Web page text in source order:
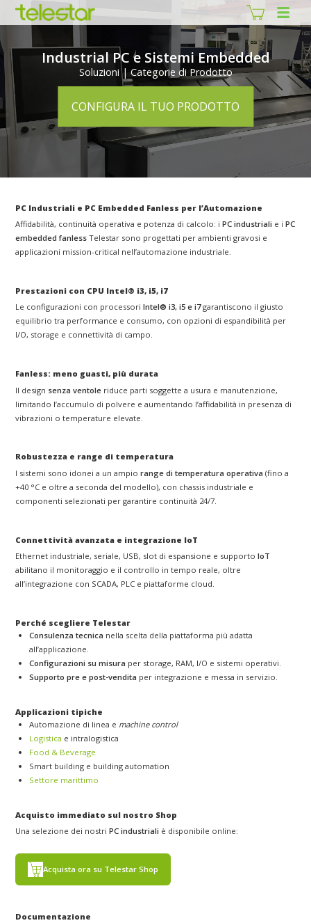
Industrial PC e Sistemi Embedded
Soluzioni | Categorie di Prodotto
CONFIGURA IL TUO PRODOTTO
PC Industriali e PC Embedded Fanless per l’Automazione
Affidabilità, continuità operativa e potenza di calcolo: iPC industriali e iPC
embedded fanless Telestar sono progettati per ambienti gravosi e
applicazioni mission-critical nell’automazione industriale.
Prestazioni con CPU Intel® i3, i5, i7
Le configurazioni con processoriIntel® i3, i5 e i7garantiscono il giusto
equilibrio tra performance e consumo, con opzioni di espandibilità per
I/O, storage e connettività di campo.
Fanless: meno guasti, più durata
Il design senza ventole riduce parti soggette a usura e manutenzione,
limitando l’accumulo di polvere e aumentando l’affidabilità in presenza di
vibrazioni o temperature elevate.
Robustezza e range di temperatura
I sistemi sono idonei a un ampiorange di temperatura operativa (fino a
+40 °C e oltre a seconda del modello), con chassis industriale e
componenti selezionati per garantire continuità 24/7.
Connettività avanzata e integrazione IoT
Ethernet industriale, seriale, USB, slot di espansione e supportoIoT
abilitano il monitoraggio e il controllo in tempo reale, oltre
all’integrazione con SCADA, PLC e piattaforme cloud.
Perché scegliere Telestar
Consulenza tecnica nella scelta della piattaforma più adatta
all’applicazione.
Configurazioni su misura per storage, RAM, I/O e sistemi operativi.
Supporto pre e post-vendita per integrazione e messa in servizio.
Applicazioni tipiche
Automazione di linea e machine control
Logistica e intralogistica
Food & Beverage
Smart building e building automation
Settore marittimo
Acquisto immediato sul nostro Shop
Una selezione dei nostriPC industriali è disponibile online:
Acquista ora su Telestar Shop
Documentazione